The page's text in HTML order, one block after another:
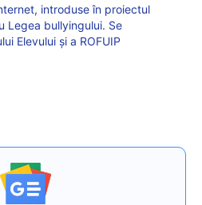
introduse în proiectul
Legea bullyingului. Se
Elevului și a ROFUIP